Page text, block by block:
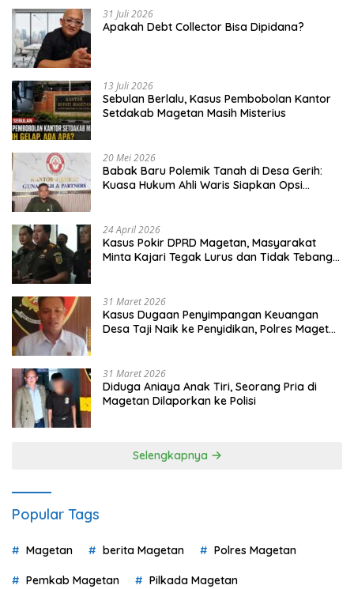
31 Juli 2026
Apakah Debt Collector Bisa Dipidana?
13 Juli 2026
Sebulan Berlalu, Kasus Pembobolan Kantor
Setdakab Magetan Masih Misterius
20 Mei 2026
Babak Baru Polemik Tanah di Desa Gerih:
Kuasa Hukum Ahli Waris Siapkan Opsi
24 April 2026
Kasus Pokir DPRD Magetan, Masyarakat
Minta Kajari Tegak Lurus dan Tidak Tebang
31 Maret 2026
Kasus Dugaan Penyimpangan Keuangan
Desa Taji Naik ke Penyidikan, Polres Magetan
31 Maret 2026
Diduga Aniaya Anak Tiri, Seorang Pria di
Magetan Dilaporkan ke Polisi
Selengkapnya
Popular Tags
Magetan berita Magetan Polres Magetan
Pemkab Magetan Pilkada Magetan